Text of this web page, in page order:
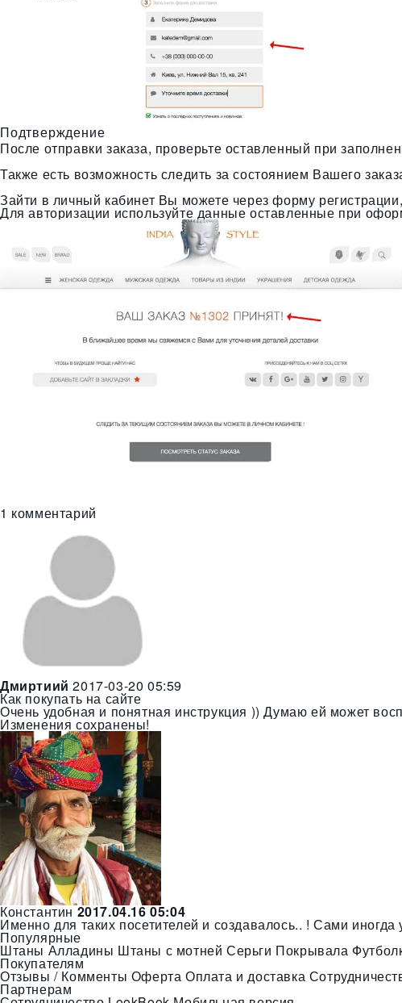
Подтверждение
После отправки заказа, проверьте оставленный при
Также есть возможность следить за состоянием Вашего
Зайти в личный кабинет Вы можете через форму
Для авторизации используйте данные оставленные при
1 комментарий
Дмиртиий 2017-03-20 05:59
Как покупать на сайте
Очень удобная и понятная инструкция )) Думаю ей может
Изменения сохранены!
Константин2017.04.16 05:04
Именно для таких посетителей и создавалось.. ! Сами
Популярные
Штаны Алладины Штаны с мотней Серьги Покрывала
Покупателям
Отзывы / Комменты Оферта Оплата и доставка
Партнерам